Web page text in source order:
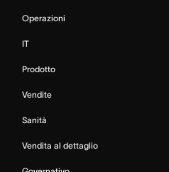
Operazioni
IT
Prodotto
Vendite
Sanità
Vendita al dettaglio